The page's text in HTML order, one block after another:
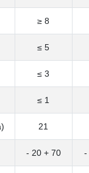
≥ 8
≤ 5
≤ 3
≤ 1
21
- 20 + 70 -